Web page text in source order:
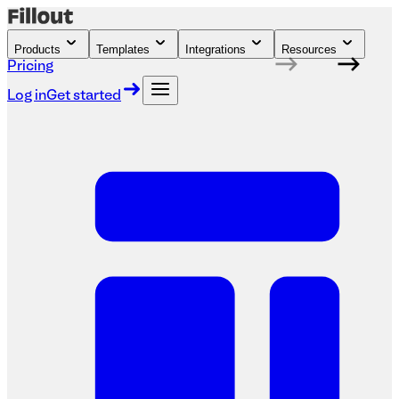
Products Templates Integrations Resources
Pricing
Log inGet started